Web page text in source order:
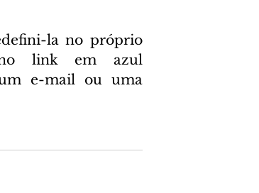
la no próprio
no link em azul
um e-mail ou uma